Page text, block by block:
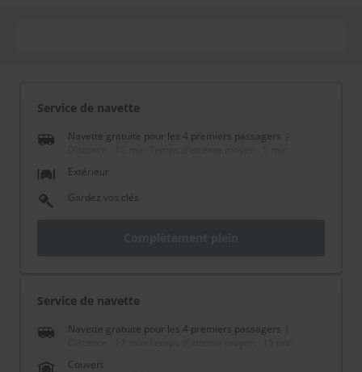
Service de navette
Navette gratuite pour les 4 premiers passagers
Extérieur
Gardez vos clés
Service de navette
Navette gratuite pour les 4 premiers passagers
Couvert